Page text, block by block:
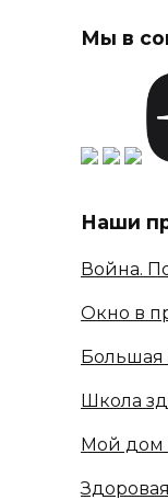
Мы в
Наши
Война.
Окно в
Большая
Школа
Мой дом